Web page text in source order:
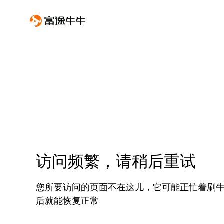
访问频繁，请稍后重试
您所要访问的页面不在这儿，它可能正忙着刷
后就能恢复正常